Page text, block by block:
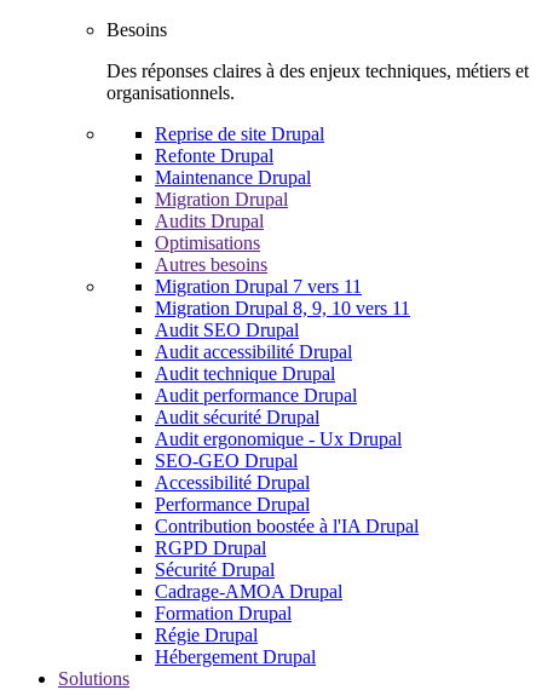
Besoins
Des réponses claires à des enjeux techniques, métiers et
organisationnels.
Reprise de site Drupal
Refonte Drupal
Maintenance Drupal
Migration Drupal
Audits Drupal
Optimisations
Autres besoins
Migration Drupal 7 vers 11
Migration Drupal 8, 9, 10 vers 11
Audit SEO Drupal
Audit accessibilité Drupal
Audit technique Drupal
Audit performance Drupal
Audit sécurité Drupal
Audit ergonomique - Ux Drupal
SEO-GEO Drupal
Accessibilité Drupal
Performance Drupal
Contribution boostée à l'IA Drupal
RGPD Drupal
Sécurité Drupal
Cadrage-AMOA Drupal
Formation Drupal
Régie Drupal
Hébergement Drupal
Solutions